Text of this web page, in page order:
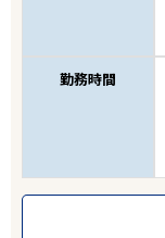
勤務時間